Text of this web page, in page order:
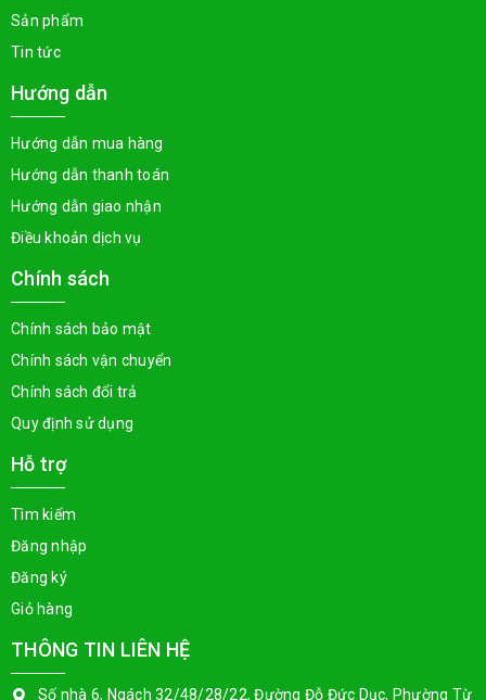
Sản phẩm
Tin tức
Hướng dẫn
Hướng dẫn mua hàng
Hướng dẫn thanh toán
Hướng dẫn giao nhận
Điều khoản dịch vụ
Chính sách
Chính sách bảo mật
Chính sách vận chuyển
Chính sách đổi trả
Quy định sử dụng
Hỗ trợ
Tìm kiếm
Đăng nhập
Đăng ký
Giỏ hàng
THÔNG TIN LIÊN HỆ
Số nhà 6, Ngách 32/48/28/22, Đường Đỗ Đức Dục, Phường Từ